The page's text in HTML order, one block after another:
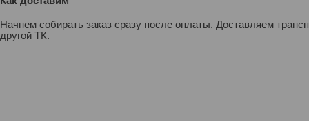
Начнем собирать заказ сразу после оплаты. Доставляем
другой ТК.